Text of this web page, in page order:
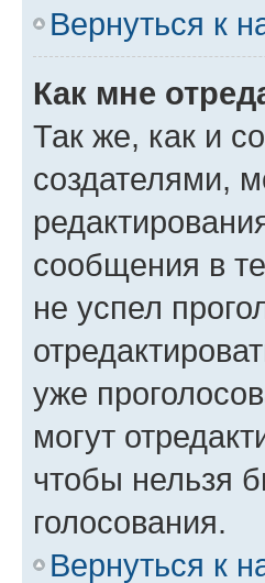
Вернуться к
Как мне
Так же, как и
создателями,
сообщения в
не успел
уже
могут
чтобы нельзя
голосования.
Вернуться к